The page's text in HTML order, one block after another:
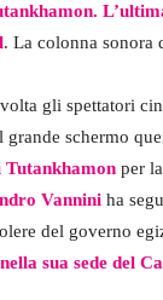
. La colonna sonora
gli spettatori
schermo
Tutankhamon per
Vannini ha
del governo
sua sede del